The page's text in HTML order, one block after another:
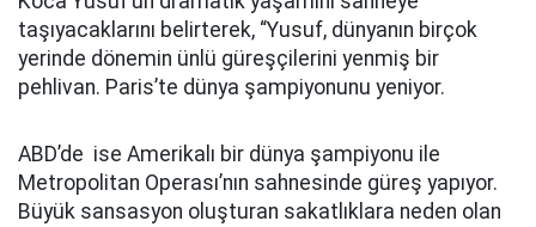
taşıyacaklarını belirterek, “Yusuf, dünyanın birçok
yerinde dönemin ünlü güreşçilerini yenmiş bir
pehlivan. Paris’te dünya şampiyonunu yeniyor.
ABD’de ise Amerikalı bir dünya şampiyonu ile
Metropolitan Operası’nın sahnesinde güreş yapıyor.
Büyük sansasyon oluşturan sakatlıklara neden olan